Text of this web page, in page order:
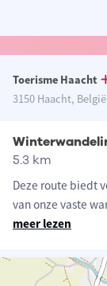
Toerisme Haacht
3150 Haacht, België
5.3 km
Deze route biedt
van onze vaste
meer lezen